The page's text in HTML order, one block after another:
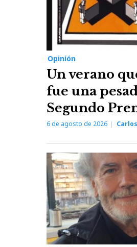
Opinión
Un verano
fue una
Segundo
6 de agosto de 2026